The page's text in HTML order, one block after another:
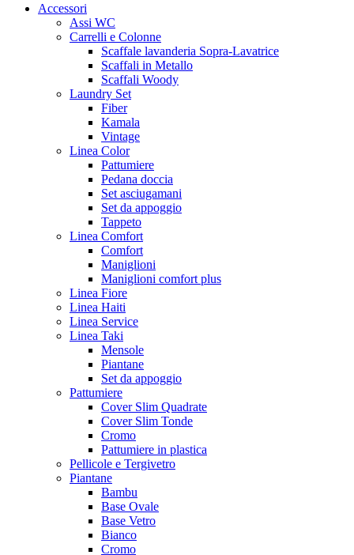
Accessori
Assi WC
Carrelli e Colonne
Scaffale lavanderia Sopra-Lavatrice
Scaffali in Metallo
Scaffali Woody
Laundry Set
Fiber
Kamala
Vintage
Linea Color
Pattumiere
Pedana doccia
Set asciugamani
Set da appoggio
Tappeto
Linea Comfort
Comfort
Maniglioni
Maniglioni comfort plus
Linea Fiore
Linea Haiti
Linea Service
Linea Taki
Mensole
Piantane
Set da appoggio
Pattumiere
Cover Slim Quadrate
Cover Slim Tonde
Cromo
Pattumiere in plastica
Pellicole e Tergivetro
Piantane
Bambu
Base Ovale
Base Vetro
Bianco
Cromo